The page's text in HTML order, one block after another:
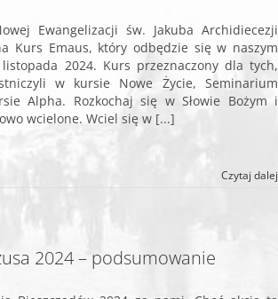
Ewangelizacji św. Jakuba Archidiecezji
Kurs Emaus, który odbędzie się w naszym
2024. Kurs przeznaczony dla tych,
w kursie Nowe Życie, Seminarium
Alpha. Rozkochaj się w Słowie Bożym i
wcielone. Wciel się w [...]
Czytaj dalej
2024 – podsumowanie